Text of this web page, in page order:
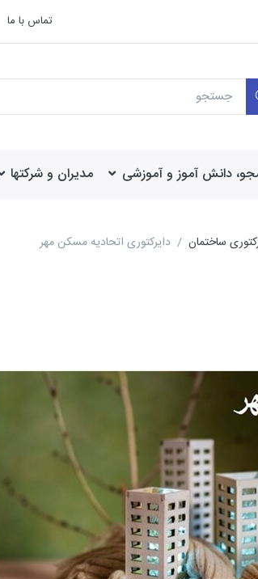
تماس با ما
دانش آموز و آموزشی مدیران و شرکتها
ساختمان دایرکتوری اتحادیه مسکن مهر